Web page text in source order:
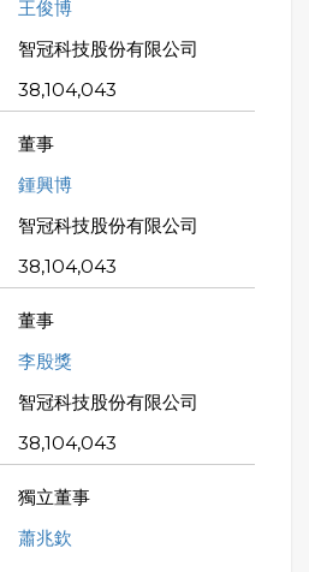
王俊博
智冠科技股份有限公司
38,104,043
董事
鍾興博
智冠科技股份有限公司
38,104,043
董事
李殷獎
智冠科技股份有限公司
38,104,043
獨立董事
蕭兆欽